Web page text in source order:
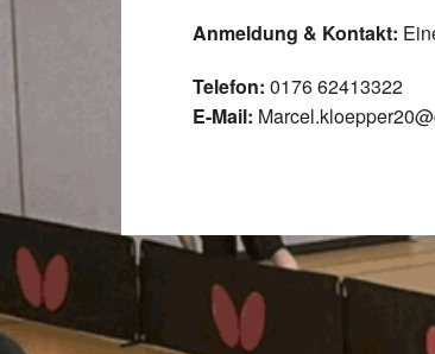
Anmeldung & Kontakt:
Telefon: 0176 62413322
E-Mail: